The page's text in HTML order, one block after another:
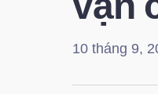
10 tháng 9,